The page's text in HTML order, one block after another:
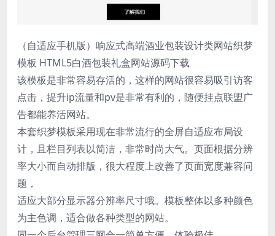
（自适应手机版）响应式高端酒业包装设计类网站织梦
模板 HTML5白酒包装礼盒网站源码下载
该模板是非常容易存活的，这样的网站很容易吸引访客
点击，提升ip流量和pv是非常有利的，随便挂点联盟广
告都能养活网站。
本套织梦模板采用现在非常流行的全屏自适应布局设
计，且栏目列表以简洁，非常时尚大气。页面根据分辨
率大小而自动排版，很大程度上改善了页面宽度兼容问
题，
适应大部分显示器分辨率尺寸哦。模板整体以多种颜色
为主色调，适合做各种类型的网站。